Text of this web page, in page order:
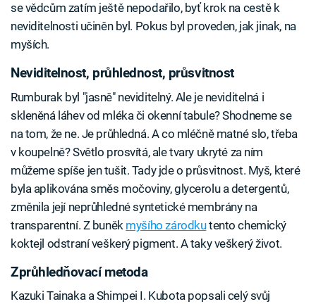
se vědcům zatím ještě nepodařilo, byť krok na cestě k
neviditelnosti učiněn byl. Pokus byl proveden, jak jinak, na
myších.
Neviditelnost, průhlednost, průsvitnost
Rumburak byl "jasně" neviditelný. Ale je neviditelná i
skleněná láhev od mléka či okenní tabule? Shodneme se
na tom, že ne. Je průhledná. A co mléčně matné slo, třeba
v koupelně? Světlo prosvítá, ale tvary ukryté za ním
můžeme spíše jen tušit. Tady jde o průsvitnost. Myš, které
byla aplikována směs močoviny, glycerolu a detergentů,
změnila její neprůhledné syntetické membrány na
transparentní. Z buněk myšího zárodkutento chemický
koktejl odstraní veškerý pigment. A taky veškerý život.
Zprůhledňovací metoda
Kazuki Tainaka a Shimpei I. Kubota popsali celý svůj